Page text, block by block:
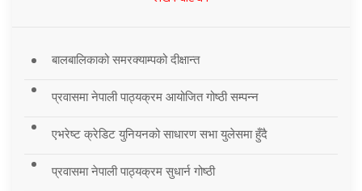
बालबालिकाको समरक्याम्पको दीक्षान्त
प्रवासमा नेपाली पाठ्यक्रम आयोजित गोष्ठी सम्पन्न
एभरेष्ट क्रेडिट युनियनको साधारण सभा युलेसमा हुँदै
प्रवासमा नेपाली पाठ्यक्रम सुधार्न गोष्ठी